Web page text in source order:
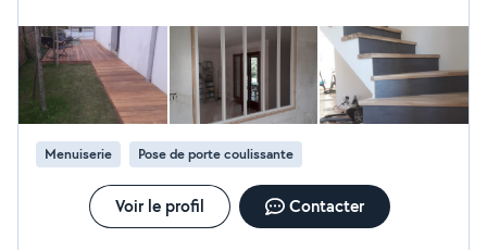
un logement (pose d'étagères, de tringles à rideau,
changement de mitigeur, etc ...) N'hésitez pas à me
contacter pour échanger sur vos besoins.
Menuiserie Pose de porte coulissante
Voir le profil Contacter